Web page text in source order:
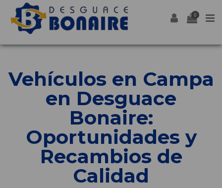
0
Vehículos en Campa
en Desguace
Bonaire:
Oportunidades y
Recambios de
Calidad